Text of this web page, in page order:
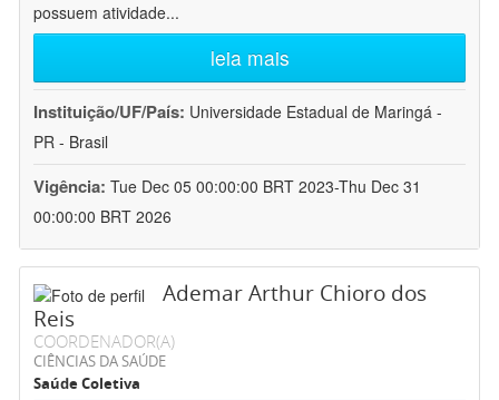
possuem atividade...
leia mais
Instituição/UF/País: Universidade Estadual de Maringá -
PR - Brasil
Vigência: Tue Dec 05 00:00:00 BRT 2023-Thu Dec 31
00:00:00 BRT 2026
Ademar Arthur Chioro dos
Reis
COORDENADOR(A)
CIÊNCIAS DA SAÚDE
Saúde Coletiva